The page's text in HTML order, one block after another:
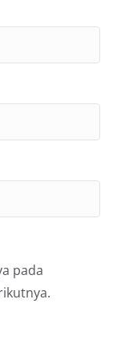
pada